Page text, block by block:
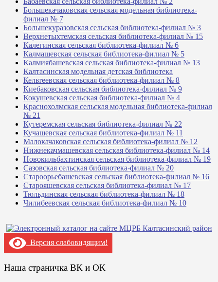
Большекачаковская сельская модельная библиотека-
филиал № 7
Большекуразовская сельская библиотека-филиал № 3
Верхнетыхтемская сельская библиотека-филиал № 15
Калегинская сельская библиотека-филиал № 6
Калмашевская сельская библиотека-филиал № 5
Калмиябашевская сельская библиотека-филиал № 13
Калтасинская модельная детская библиотека
Кельтеевская сельская библиотека-филиал № 8
Киебаковская сельская библиотека-филиал № 9
Кокушевская сельская библиотека-филиал № 4
Краснохолмская сельская модельная библиотека-филиал
№ 21
Кутеремская сельская библиотека-филиал № 22
Кучашевская сельская библиотека-филиал № 11
Малокачаковская сельская библиотека-филиал № 12
Нижнекачмашевская сельская библиотека-филиал № 14
Новокильбахтинская сельская библиотека-филиал № 19
Сазовская сельская библиотека-филиал № 20
Староорьебашевская сельская библиотека-филиал № 16
Старояшевская сельская библиотека-филиал № 17
Тюльдинская сельская библиотека-филиал № 18
Чилибеевская сельская библиотека-филиал № 10
Версия слабовидящим!
Наша страничка ВК и ОК